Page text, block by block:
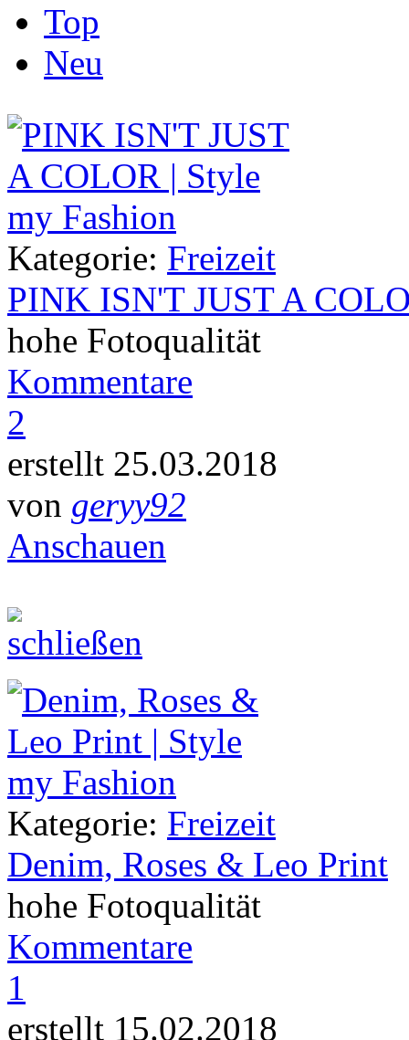
Top
Neu
Kategorie: Freizeit
PINK ISN'T JUST A
hohe Fotoqualität
Kommentare
2
erstellt 25.03.2018
von geryy92
Anschauen
Kategorie: Freizeit
Denim, Roses & Leo Print
hohe Fotoqualität
Kommentare
1
erstellt 15.02.2018